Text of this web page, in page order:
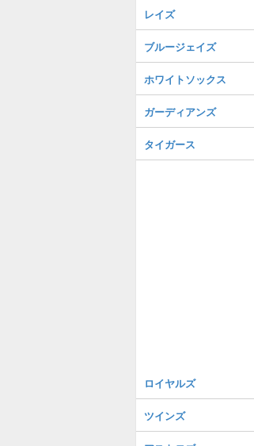
レイズ
ブルージェイズ
ホワイトソックス
ガーディアンズ
タイガース
ロイヤルズ
ツインズ